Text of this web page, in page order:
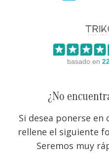
basado en
¿No
Si desea ponerse
rellene el siguiente
Seremos muy